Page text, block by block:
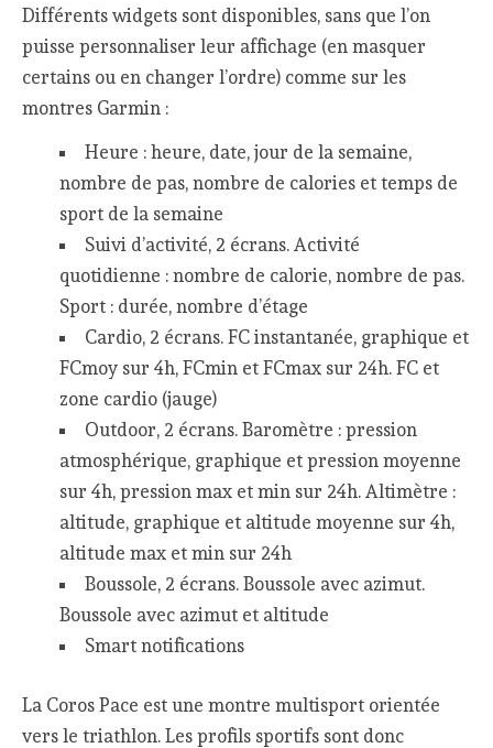
Différents widgets sont disponibles, sans que l’on
puisse personnaliser leur affichage (en masquer
certains ou en changer l’ordre) comme sur les
montres Garmin :
Heure : heure, date, jour de la semaine,
nombre de pas, nombre de calories et temps de
sport de la semaine
Suivi d’activité, 2 écrans. Activité
quotidienne : nombre de calorie, nombre de pas.
Sport : durée, nombre d’étage
Cardio, 2 écrans. FC instantanée, graphique et
FCmoy sur 4h, FCmin et FCmax sur 24h. FC et
zone cardio (jauge)
Outdoor, 2 écrans. Baromètre : pression
atmosphérique, graphique et pression moyenne
sur 4h, pression max et min sur 24h. Altimètre :
altitude, graphique et altitude moyenne sur 4h,
altitude max et min sur 24h
Boussole, 2 écrans. Boussole avec azimut.
Boussole avec azimut et altitude
Smart notifications
La Coros Pace est une montre multisport orientée
vers le triathlon. Les profils sportifs sont donc